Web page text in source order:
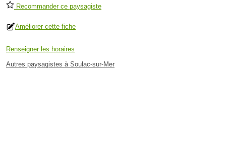
Recommander ce paysagiste
Améliorer cette fiche
Renseigner les horaires
Autres paysagistes à Soulac-sur-Mer